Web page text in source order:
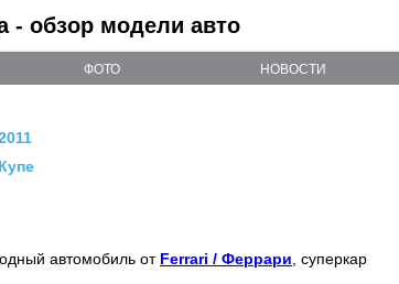
- обзор модели авто
ФОТО НОВОСТИ
Купе
автомобиль от Ferrari / Феррари , суперкар